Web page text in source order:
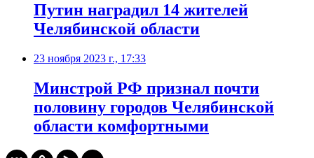
Путин наградил 14 жителей
Челябинской области
23 ноября 2023 г., 17:33
Минстрой РФ признал почти
половину городов Челябинской
области комфортными